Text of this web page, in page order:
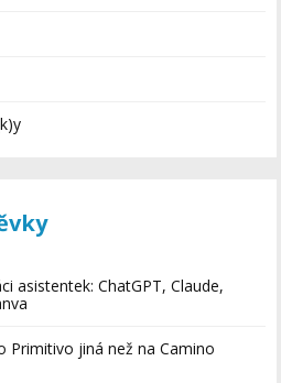
asistentek: ChatGPT, Claude,
Primitivo jiná než na Camino